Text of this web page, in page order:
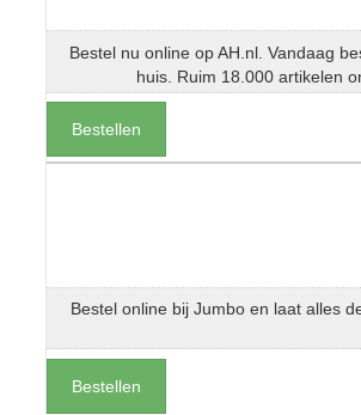
Bestel nu online op AH.nl. Vandaag
huis. Ruim 18.000 artikelen
Bestellen
Bestel online bij Jumbo en laat alles
Bestellen